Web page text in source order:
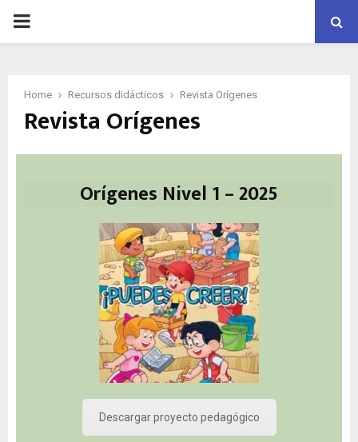
PRIMARY
Home Recursos didácticos Revista Orígenes
Revista Orígenes
Orígenes Nivel 1 – 2025
Descargar proyecto pedagógico